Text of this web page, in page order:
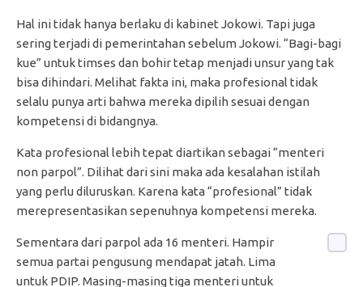
Hal ini tidak hanya berlaku di kabinet Jokowi. Tapi juga
sering terjadi di pemerintahan sebelum Jokowi. “Bagi-bagi
kue” untuk timses dan bohir tetap menjadi unsur yang tak
bisa dihindari. Melihat fakta ini, maka profesional tidak
selalu punya arti bahwa mereka dipilih sesuai dengan
kompetensi di bidangnya.
Kata profesional lebih tepat diartikan sebagai “menteri
non parpol”. Dilihat dari sini maka ada kesalahan istilah
yang perlu diluruskan. Karena kata “profesional” tidak
merepresentasikan sepenuhnya kompetensi mereka.
Sementara dari parpol ada 16 menteri. Hampir
semua partai pengusung mendapat jatah. Lima
untuk PDIP. Masing-masing tiga menteri untuk